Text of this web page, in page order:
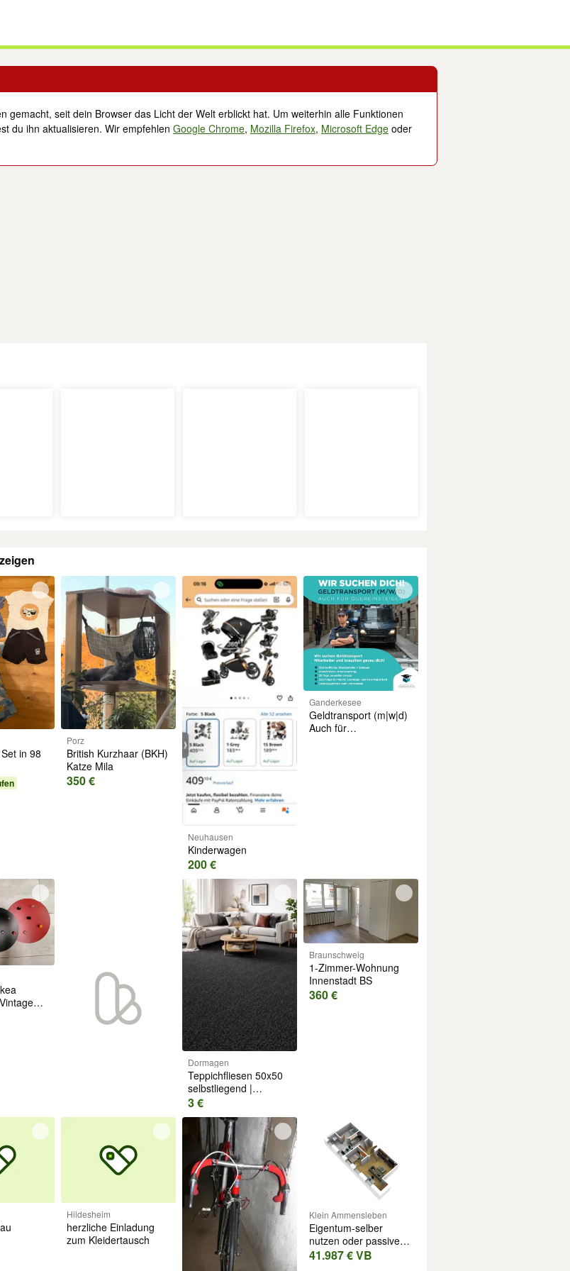
gemacht, seit dein Browser das Licht der Welt erblickt hat. Um weiterhin alle Funktionen
du ihn aktualisieren. Wir empfehlen Google Chrome, Mozilla Firefox, Microsoft Edge oder
in 98
Porz
British Kurzhaar (BKH)
Katze Mila
350 €
Neuhausen
Kinderwagen
200 €
Ganderkesee
Geldtransport (m|w|d)
Auch für
PS
Dormagen
Teppichfliesen 50x50
selbstliegend |
Anthrazit | Nadelvlies |
nur 2,70 €/Stück | ab
Lager
3 €
Braunschweig
1-Zimmer-Wohnung
Innenstadt BS
360 €
Hildesheim
herzliche Einladung
zum Kleidertausch
Klein Ammensleben
Eigentum-selber
nutzen oder passives
Einkommen
41.987 € VB